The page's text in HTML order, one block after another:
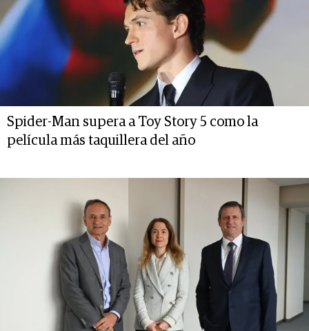
Spider-Man supera a Toy Story 5 como la
película más taquillera del año